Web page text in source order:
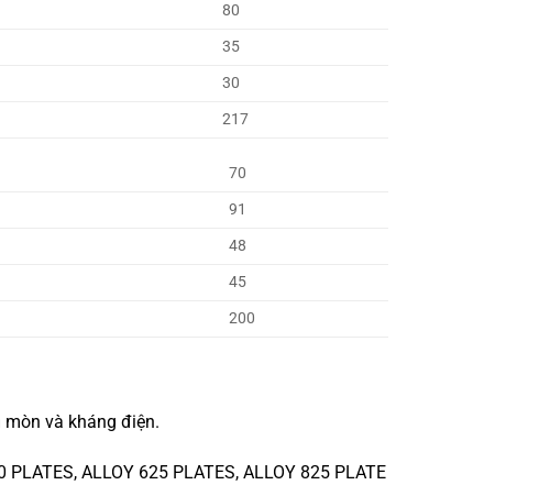
80
35
30
217
70
91
48
45
200
và kháng điện.
ALLOY 625 PLATES, ALLOY 825 PLATE